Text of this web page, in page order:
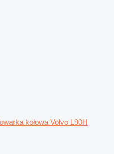
kołowa Volvo L90H